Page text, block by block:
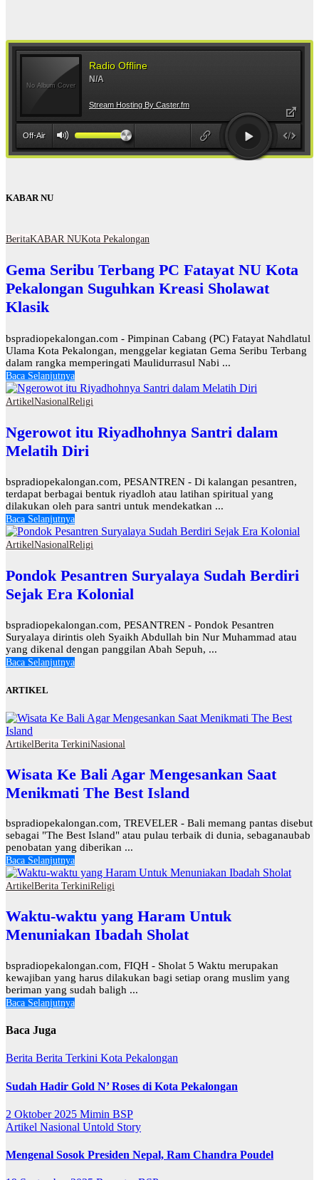
KABAR NU
BeritaKABAR NUKota Pekalongan
Gema Seribu Terbang PC Fatayat NU Kota
Pekalongan Suguhkan Kreasi Sholawat
Klasik
bspradiopekalongan.com - Pimpinan Cabang (PC) Fatayat Nahdlatul
Ulama Kota Pekalongan, menggelar kegiatan Gema Seribu Terbang
dalam rangka memperingati Maulidurrasul Nabi ...
Baca Selanjutnya
ArtikelNasionalReligi
Ngerowot itu Riyadhohnya Santri dalam
Melatih Diri
bspradiopekalongan.com, PESANTREN - Di kalangan pesantren,
terdapat berbagai bentuk riyadloh atau latihan spiritual yang
dilakukan oleh para santri untuk mendekatkan ...
Baca Selanjutnya
ArtikelNasionalReligi
Pondok Pesantren Suryalaya Sudah Berdiri
Sejak Era Kolonial
bspradiopekalongan.com, PESANTREN - Pondok Pesantren
Suryalaya dirintis oleh Syaikh Abdullah bin Nur Muhammad atau
yang dikenal dengan panggilan Abah Sepuh, ...
Baca Selanjutnya
ARTIKEL
ArtikelBerita TerkiniNasional
Wisata Ke Bali Agar Mengesankan Saat
Menikmati The Best Island
bspradiopekalongan.com, TREVELER - Bali memang pantas disebut
sebagai "The Best Island" atau pulau terbaik di dunia, sebaganaubab
penobatan yang diberikan ...
Baca Selanjutnya
ArtikelBerita TerkiniReligi
Waktu-waktu yang Haram Untuk
Menuniakan Ibadah Sholat
bspradiopekalongan.com, FIQH - Sholat 5 Waktu merupakan
kewajiban yang harus dilakukan bagi setiap orang muslim yang
beriman yang sudah baligh ...
Baca Selanjutnya
Baca Juga
Berita Berita Terkini Kota Pekalongan
Sudah Hadir Gold N’ Roses di Kota Pekalongan
2 Oktober 2025 Mimin BSP
Artikel Nasional Untold Story
Mengenal Sosok Presiden Nepal, Ram Chandra Poudel